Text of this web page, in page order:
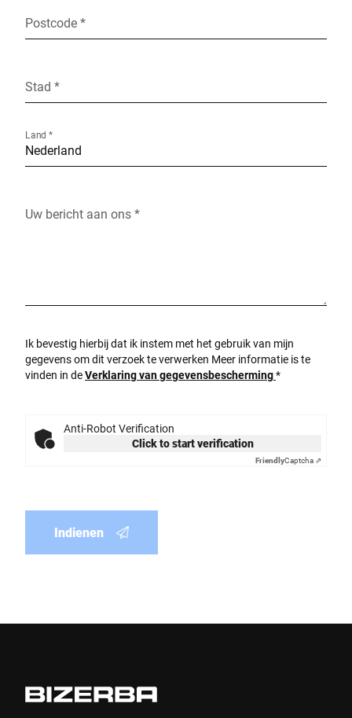
Postcode *
Stad *
Land *
Uw bericht aan ons *
Ik bevestig hierbij dat ik instem met het gebruik van mijn
gegevens om dit verzoek te verwerken Meer informatie is te
vinden in deVerklaring van gegevensbescherming*
Anti-Robot Verification
Click to start verification
FriendlyCaptcha ⇗
Indienen